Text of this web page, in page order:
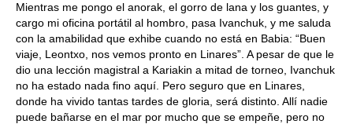
Mientras me pongo el anorak, el gorro de lana y los guantes, y
cargo mi oficina portátil al hombro, pasa Ivanchuk, y me saluda
con la amabilidad que exhibe cuando no está en Babia: “Buen
viaje, Leontxo, nos vemos pronto en Linares”. A pesar de que le
dio una lección magistral a Kariakin a mitad de torneo, Ivanchuk
no ha estado nada fino aquí. Pero seguro que en Linares,
donde ha vivido tantas tardes de gloria, será distinto. Allí nadie
puede bañarse en el mar por mucho que se empeñe, pero no